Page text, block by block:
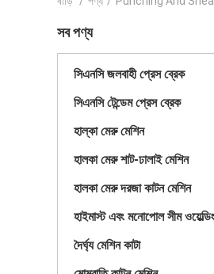
সব পণ্য
সিএনসি জলবাহী প্রেস ব্রেক
সিএনসি টেন্ডেম প্রেস ব্রেক
হাল্কা মেরু মেশিন
হালকা মেরু শাট-ঢালাই মেশিন
হালকা মেরু দরজা কাটন মেশিন
হাইমাস্ট এবং মনোপোল সীম
দৈর্ঘ্য মেশিন কাটা